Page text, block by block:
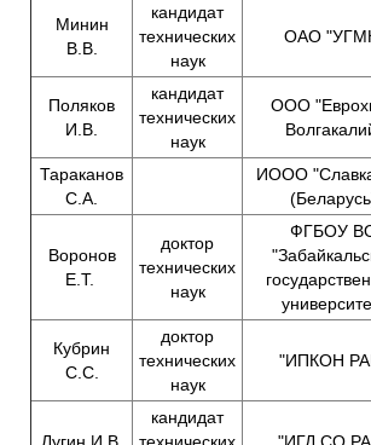
Минин
В.В.
кандидат
технических
наук
ОАО
Поляков
И.В.
кандидат
технических
наук
ООО
Тараканов
С.А.
ИООО
Воронов
Е.Т.
доктор
технических
наук
ФГБОУ
Кубрин
С.С.
доктор
технических
наук
"ИПКОН
Лугин И.В.
кандидат
технических
"ИГД СО